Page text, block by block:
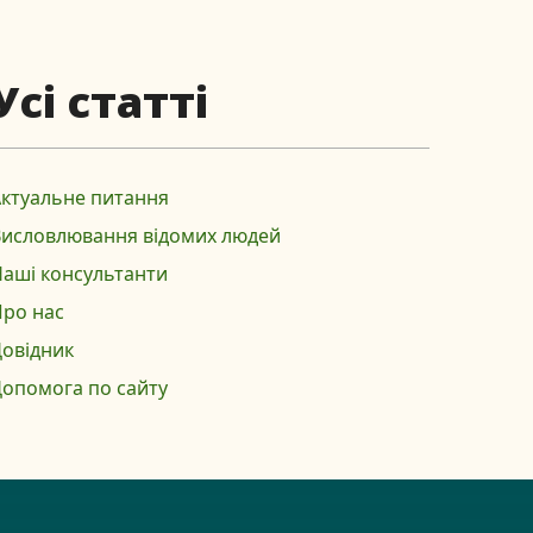
статті
питання
відомих людей
консультанти
нас
по сайту